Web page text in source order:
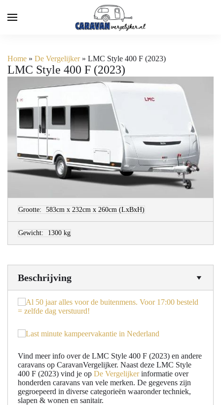
Home » De Vergelijker» LMC Style 400 F (2023)
LMC Style 400 F (2023)
Grootte: 583cm x 232cm x 260cm (LxBxH)
Gewicht: 1300 kg
Beschrijving
Vind meer info over de LMC Style 400 F (2023) en andere
caravans op CaravanVergelijker. Naast deze LMC Style
400 F (2023) vind je op De Vergelijkerinformatie over
honderden caravans van vele merken. De gegevens zijn
gegroepeerd in diverse categorieën waaronder techniek,
slapen & wonen en sanitair.